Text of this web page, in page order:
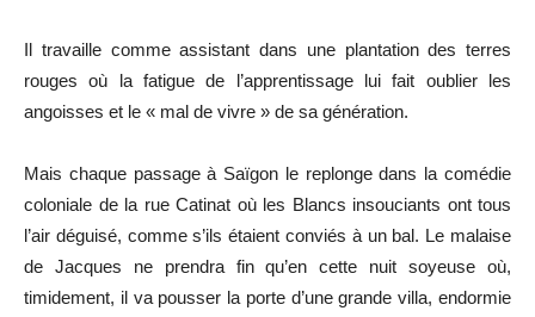
Il travaille comme assistant dans une plantation des terres
rouges où la fatigue de l’apprentissage lui fait oublier les
angoisses et le « mal de vivre » de sa génération.
Mais chaque passage à Saïgon le replonge dans la comédie
coloniale de la rue Catinat où les Blancs insouciants ont tous
l’air déguisé, comme s’ils étaient conviés à un bal. Le malaise
de Jacques ne prendra fin qu’en cette nuit soyeuse où,
timidement, il va pousser la porte d’une grande villa, endormie